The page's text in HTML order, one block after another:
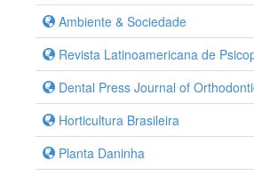
Ambiente & Sociedade
Revista Latinoamericana de
Dental Press Journal of
Horticultura Brasileira
Planta Daninha